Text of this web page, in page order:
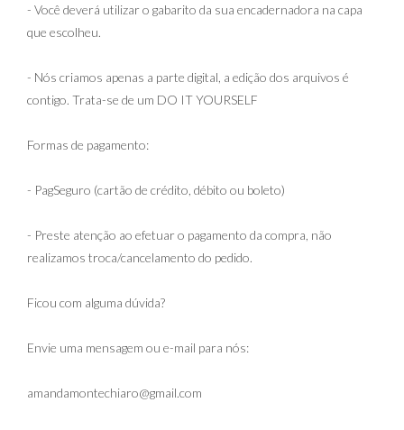
- Você deverá utilizar o gabarito da sua encadernadora na capa
que escolheu.
- Nós criamos apenas a parte digital, a edição dos arquivos é
contigo. Trata-se de um DO IT YOURSELF
Formas de pagamento:
- PagSeguro (cartão de crédito, débito ou boleto)
- Preste atenção ao efetuar o pagamento da compra, não
realizamos troca/cancelamento do pedido.
Ficou com alguma dúvida?
Envie uma mensagem ou e-mail para nós:
amandamontechiaro@gmail.com